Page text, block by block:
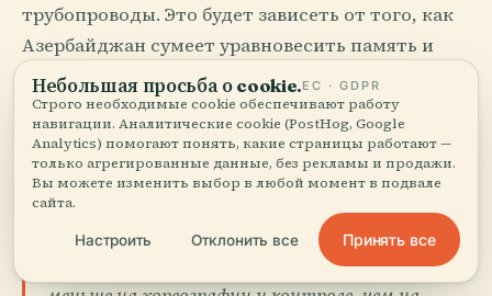
трубопроводы. Это будет зависеть от того, как
Азербайджан сумеет уравновесить память и
власть и сможет ли позволить своим многим
наследиям сосуществовать, не принуждая одно
заглушать другие. В этом и заключается
настоящая драма.
Гейдар Алиев раньше многих понял, что
постсоветская власть будет держаться не
Небольшая просьба о cookie.ЕС · GDPR
Строго необходимые cookie обеспечивают работу
навигации. Аналитические cookie (PostHog, Google
Analytics) помогают понять, какие страницы работают —
только агрегированные данные, без рекламы и продажи.
Вы можете изменить выбор в любой момент в подвале
сайта.
Настроить Отклонить все Принять все